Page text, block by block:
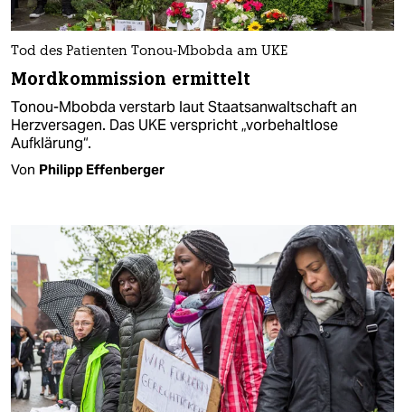
Tod des Patienten Tonou-Mbobda am UKE
Mordkommission ermittelt
Tonou-Mbobda verstarb laut Staatsanwaltschaft an
Herzversagen. Das UKE verspricht „vorbehaltlose
Aufklärung“.
Von Philipp Effenberger